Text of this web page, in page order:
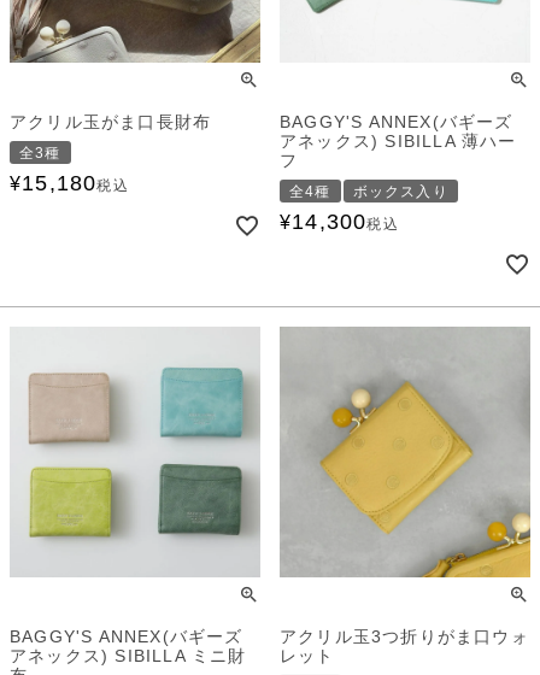
アクリル玉がま口長財布
全3種
¥15,180税込
BAGGY'S ANNEX(バギーズ
アネックス) SIBILLA 薄ハー
フ
全4種 ボックス入り
¥14,300税込
BAGGY'S ANNEX(バギーズ
アネックス) SIBILLA ミニ財
アクリル玉3つ折りがま口ウォ
レット